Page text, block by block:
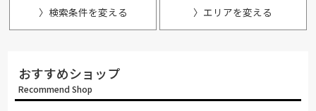
〉検索条件を変える 〉エリアを変える
おすすめショップ
Recommend Shop